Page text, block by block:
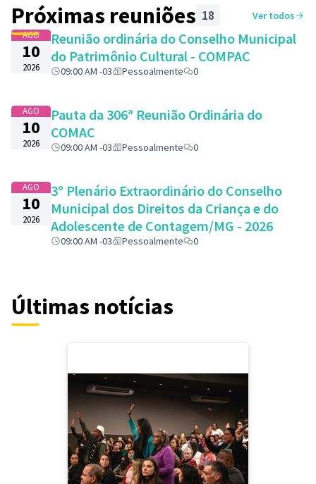
Próximas reuniões 18 Ver todos
AGO
10
2026
Reunião ordinária do Conselho Municipal
do Patrimônio Cultural - COMPAC
09:00 AM -03 Pessoalmente 0
AGO
10
2026
Pauta da 306ª Reunião Ordinária do
COMAC
09:00 AM -03 Pessoalmente 0
AGO
10
2026
3º Plenário Extraordinário do Conselho
Municipal dos Direitos da Criança e do
Adolescente de Contagem/MG - 2026
09:00 AM -03 Pessoalmente 0
Últimas notícias